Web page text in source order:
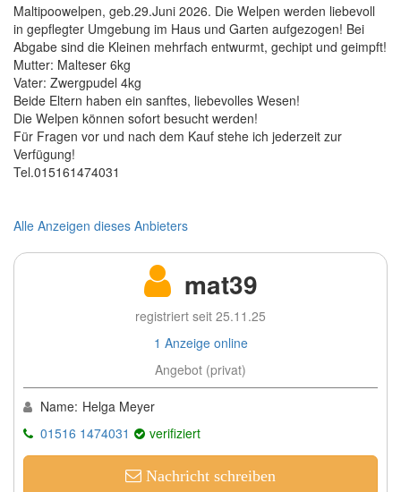
Maltipoowelpen, geb.29.Juni 2026. Die Welpen werden liebevoll
in gepflegter Umgebung im Haus und Garten aufgezogen! Bei
Abgabe sind die Kleinen mehrfach entwurmt, gechipt und geimpft!
Mutter: Malteser 6kg
Vater: Zwergpudel 4kg
Beide Eltern haben ein sanftes, liebevolles Wesen!
Die Welpen können sofort besucht werden!
Für Fragen vor und nach dem Kauf stehe ich jederzeit zur
Verfügung!
Tel.015161474031
Alle Anzeigen dieses Anbieters
mat39
registriert seit 25.11.25
1 Anzeige online
Angebot (privat)
Name: Helga Meyer
01516 1474031
verifiziert
Nachricht schreiben